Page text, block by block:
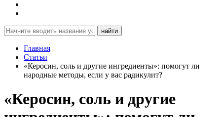
найти
Главная
Статьи
«Керосин, соль и другие ингредиенты»: помогут ли
народные методы, если у вас радикулит?
«Керосин, соль и другие